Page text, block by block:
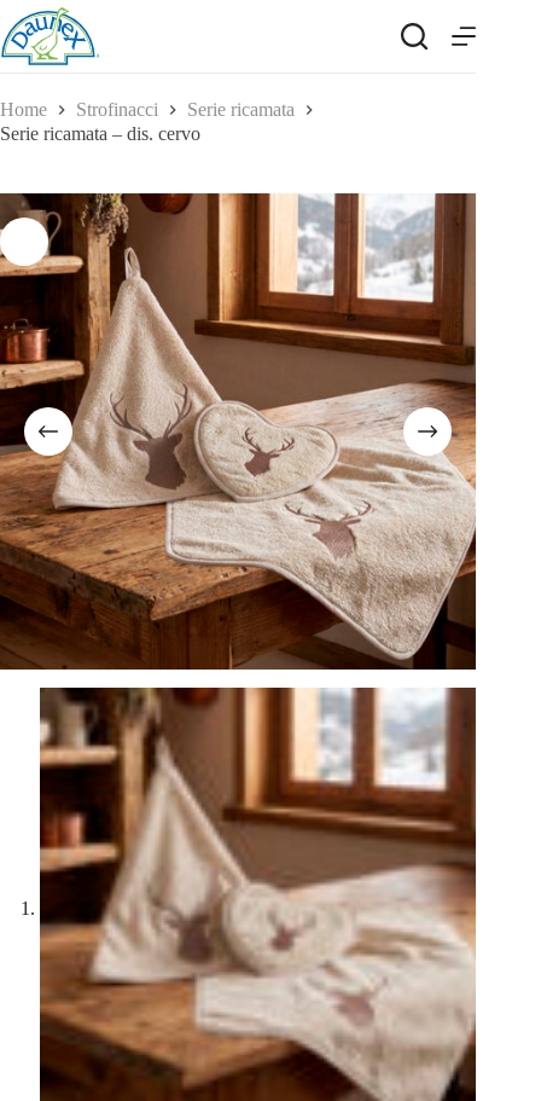
Salta
al
contenuto
Home Strofinacci
Serie ricamata
Serie ricamata – dis. cervo